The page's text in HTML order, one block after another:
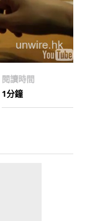
閱讀時間
1分鐘